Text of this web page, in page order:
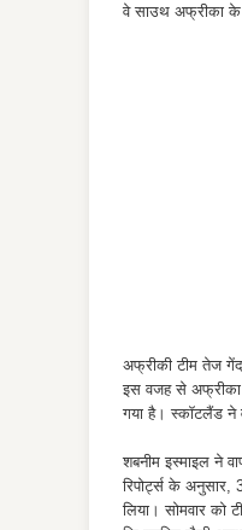
वे साउथ अफ्रीका के
अफ्रीकी टीम तेज
इस वजह से अफ्रीका
गया है। स्कॉटलैंड ने
शबनीम इस्माइल ने
रिपोर्ट्स के
लिया। सोमवार को